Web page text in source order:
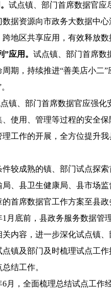
试点镇、部门首席数据官应
据资源向市政务大数据中
地区共享应用，有效释放数
应用。试点镇、部门首席数
期，持续推进“善美店小二
镇、部门首席数据官应强
使用、管理等过程的安全
工作的开展，全方位提升我
成熟的镇、部门试点探索
、县卫生健康局、县市场
首席数据官工作方案至县政
底前，县政务服务数据管
内容，进一步深化试点镇
及部门及时梳理试点工作
结工作。
，全面梳理总结试点工作